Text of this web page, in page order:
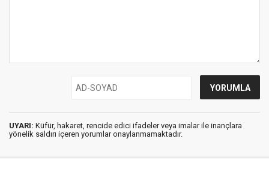
UYARI: Küfür, hakaret, rencide edici ifadeler veya imalar ile inançlara
yönelik saldırı içeren yorumlar onaylanmamaktadır.